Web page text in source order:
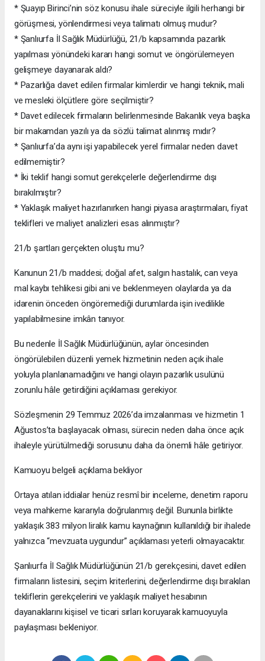
* Şuayıp Birinci’nin söz konusu ihale süreciyle ilgili herhangi bir
görüşmesi, yönlendirmesi veya talimatı olmuş mudur?
* Şanlıurfa İl Sağlık Müdürlüğü, 21/b kapsamında pazarlık
yapılması yönündeki kararı hangi somut ve öngörülemeyen
gelişmeye dayanarak aldı?
* Pazarlığa davet edilen firmalar kimlerdir ve hangi teknik, mali
ve mesleki ölçütlere göre seçilmiştir?
* Davet edilecek firmaların belirlenmesinde Bakanlık veya başka
bir makamdan yazılı ya da sözlü talimat alınmış mıdır?
* Şanlıurfa’da aynı işi yapabilecek yerel firmalar neden davet
edilmemiştir?
* İki teklif hangi somut gerekçelerle değerlendirme dışı
bırakılmıştır?
* Yaklaşık maliyet hazırlanırken hangi piyasa araştırmaları, fiyat
teklifleri ve maliyet analizleri esas alınmıştır?
21/b şartları gerçekten oluştu mu?
Kanunun 21/b maddesi; doğal afet, salgın hastalık, can veya
mal kaybı tehlikesi gibi ani ve beklenmeyen olaylarda ya da
idarenin önceden öngöremediği durumlarda işin ivedilikle
yapılabilmesine imkân tanıyor.
Bu nedenle İl Sağlık Müdürlüğünün, aylar öncesinden
öngörülebilen düzenli yemek hizmetinin neden açık ihale
yoluyla planlanamadığını ve hangi olayın pazarlık usulünü
zorunlu hâle getirdiğini açıklaması gerekiyor.
Sözleşmenin 29 Temmuz 2026’da imzalanması ve hizmetin 1
Ağustos’ta başlayacak olması, sürecin neden daha önce açık
ihaleyle yürütülmediği sorusunu daha da önemli hâle getiriyor.
Kamuoyu belgeli açıklama bekliyor
Ortaya atılan iddialar henüz resmî bir inceleme, denetim raporu
veya mahkeme kararıyla doğrulanmış değil. Bununla birlikte
yaklaşık 383 milyon liralık kamu kaynağının kullanıldığı bir ihalede
yalnızca “mevzuata uygundur” açıklaması yeterli olmayacaktır.
Şanlıurfa İl Sağlık Müdürlüğünün 21/b gerekçesini, davet edilen
firmaların listesini, seçim kriterlerini, değerlendirme dışı bırakılan
tekliflerin gerekçelerini ve yaklaşık maliyet hesabının
dayanaklarını kişisel ve ticari sırları koruyarak kamuoyuyla
paylaşması bekleniyor.